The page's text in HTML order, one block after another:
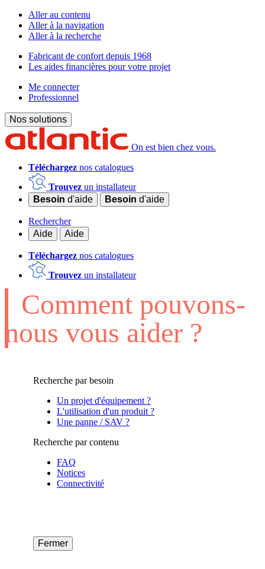
Aller au contenu
Aller à la navigation
Aller à la recherche
Fabricant de confort depuis 1968
Les aides financières pour votre projet
Me connecter
Professionnel
Nos solutions
On est bien chez vous.
Téléchargez nos catalogues
Trouvez un installateur
Besoin d'aide Besoin d'aide
Rechercher
Aide
Aide
Téléchargez nos catalogues
Trouvez un installateur
Comment pouvons-
nous vous aider ?
Recherche par besoin
Un projet d'équipement ?
L'utilisation d'un produit ?
Une panne / SAV ?
Recherche par contenu
FAQ
Notices
Connectivité
Fermer